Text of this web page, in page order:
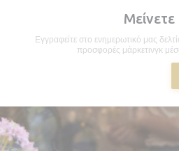
Εγγραφείτε στο ενημερωτικό μας
προσφορές μάρκετινγκ